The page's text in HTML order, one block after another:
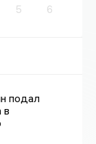
5 6
подал
в